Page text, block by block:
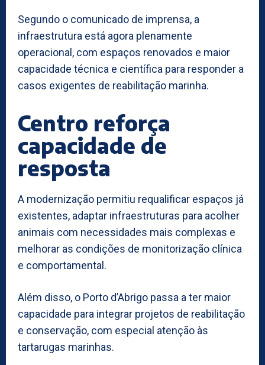
Segundo o comunicado de imprensa, a
infraestrutura está agora plenamente
operacional, com espaços renovados e maior
capacidade técnica e científica para responder a
casos exigentes de reabilitação marinha.
Centro reforça
capacidade de
resposta
A modernização permitiu requalificar espaços já
existentes, adaptar infraestruturas para acolher
animais com necessidades mais complexas e
melhorar as condições de monitorização clínica
e comportamental.
Além disso, o Porto d’Abrigo passa a ter maior
capacidade para integrar projetos de reabilitação
e conservação, com especial atenção às
tartarugas marinhas.